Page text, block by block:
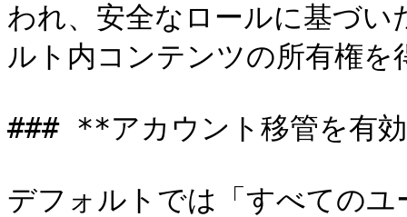
われ、安全なロールに基づ
ルト内コンテンツの所有権
### **アカウント移管を有
デフォルトでは「すべての